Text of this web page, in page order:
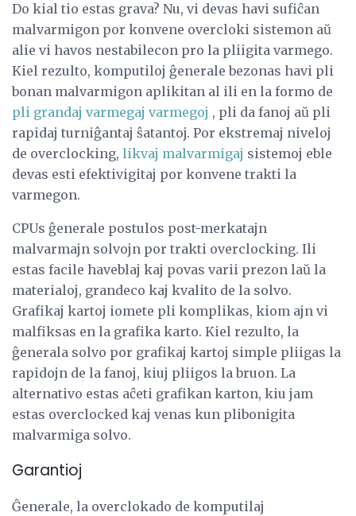
Do kial tio estas grava? Nu, vi devas havi sufiĉan
malvarmigon por konvene overcloki sistemon aŭ
alie vi havos nestabilecon pro la pliigita varmego.
Kiel rezulto, komputiloj ĝenerale bezonas havi pli
bonan malvarmigon aplikitan al ili en la formo de
pli grandaj varmegaj varmegoj , pli da fanoj aŭ pli
rapidaj turniĝantaj ŝatantoj. Por ekstremaj niveloj
de overclocking, likvaj malvarmigaj sistemoj eble
devas esti efektivigitaj por konvene trakti la
varmegon.
CPUs ĝenerale postulos post-merkatajn
malvarmajn solvojn por trakti overclocking. Ili
estas facile haveblaj kaj povas varii prezon laŭ la
materialoj, grandeco kaj kvalito de la solvo.
Grafikaj kartoj iomete pli komplikas, kiom ajn vi
malfiksas en la grafika karto. Kiel rezulto, la
ĝenerala solvo por grafikaj kartoj simple pliigas la
rapidojn de la fanoj, kiuj pliigos la bruon. La
alternativo estas aĉeti grafikan karton, kiu jam
estas overclocked kaj venas kun plibonigita
malvarmiga solvo.
Garantioj
Ĝenerale, la overclokado de komputilaj